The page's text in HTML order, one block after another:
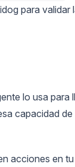
para
lo usa para
capacidad
acciones en